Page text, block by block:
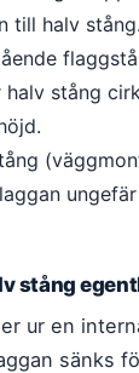
till halv stång.
halv stång
stång
ur en
sänks